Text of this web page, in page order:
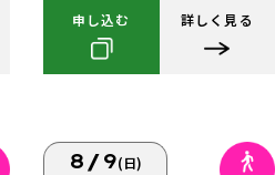
申し込む 詳しく見る
8/9(日)